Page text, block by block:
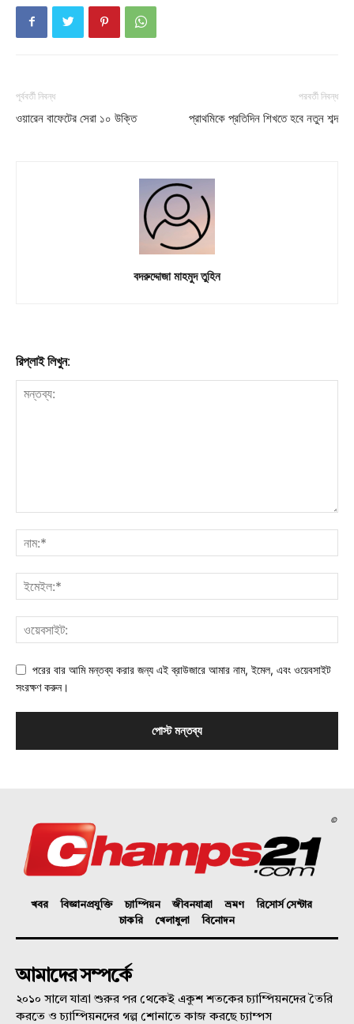
Subscription Plans
পূর্ববর্তী নিবন্ধ
ওয়ারেন বাফেটের সেরা ১০ উক্তি
পরবর্তী নিবন্ধ
প্রাথমিকে প্রতিদিন শিখতে হবে নতুন শব্দ
বদরুদ্দোজা মাহমুদ তুহিন
রিপ্লাই লিখুন:
পরের বার আমি মন্তব্য করার জন্য এই ব্রাউজারে আমার নাম, ইমেল, এবং ওয়েবসাইট
সংরক্ষণ করুন।
©
খবর বিজ্ঞানপ্রযুক্তি চ্যাম্পিয়ন জীবনযাত্রা ভ্রমণ
রিসোর্স সেন্টার
চাকরি
খেলাধুলা বিনোদন
আমাদের সম্পর্কে
২০১০ সালে যাত্রা শুরুর পর থেকেই একুশ শতকের চ্যাম্পিয়নদের তৈরি
করতে ও চ্যাম্পিয়নদের গল্প শোনাতে কাজ করছে চ্যাম্পস